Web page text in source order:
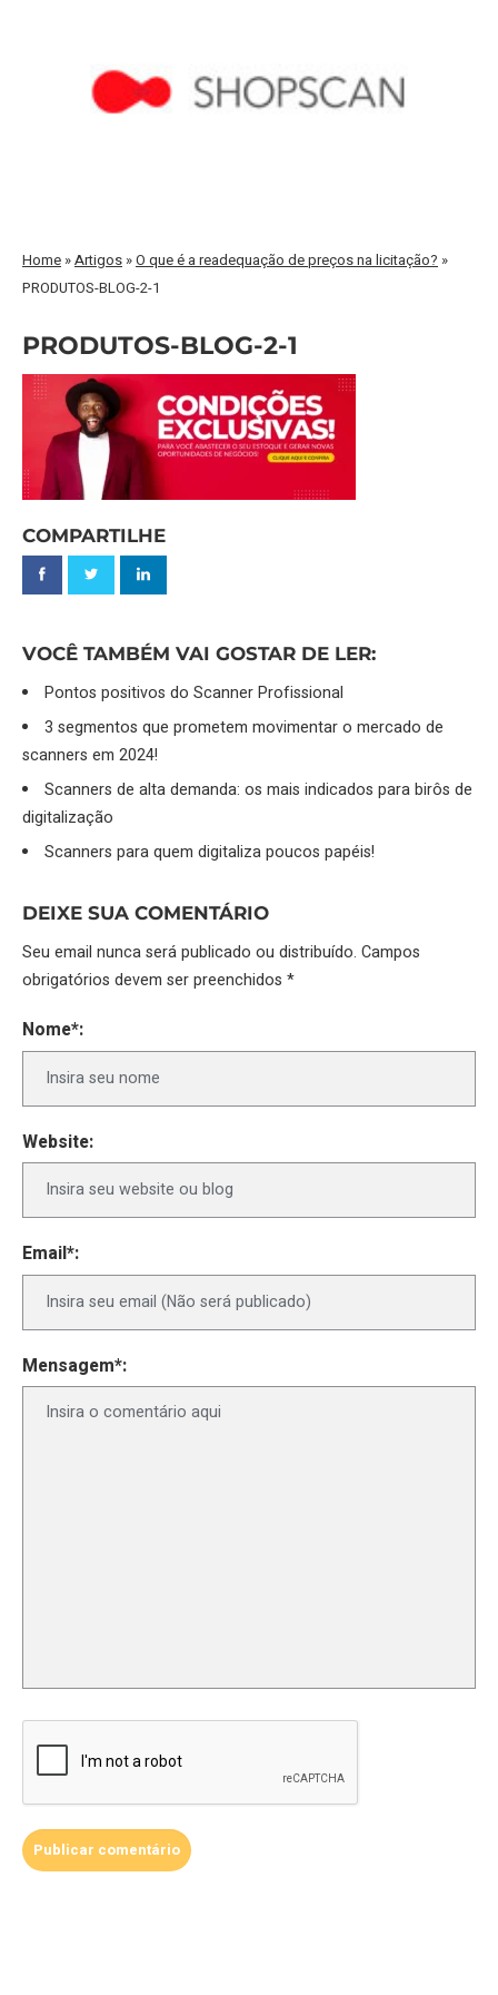
Home »Artigos »O que é a readequação de preços na licitação? »
PRODUTOS-BLOG-2-1
PRODUTOS-BLOG-2-1
COMPARTILHE
VOCÊ TAMBÉM VAI GOSTAR DE LER:
Pontos positivos do Scanner Profissional
3 segmentos que prometem movimentar o mercado de
scanners em 2024!
Scanners de alta demanda: os mais indicados para birôs de
digitalização
Scanners para quem digitaliza poucos papéis!
DEIXE SUA COMENTÁRIO
Seu email nunca será publicado ou distribuído. Campos
obrigatórios devem ser preenchidos *
Nome*:
Website:
Email*:
Mensagem*: